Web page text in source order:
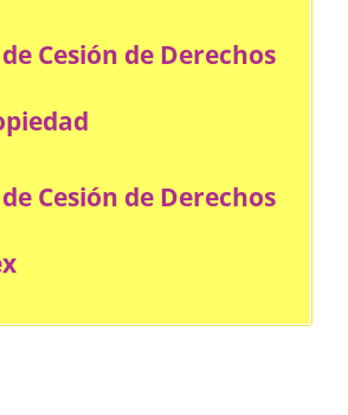
Cesión de Derechos
Cesión de Derechos